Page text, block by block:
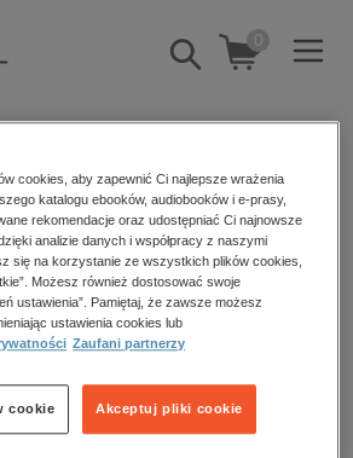
Pokaż/schowaj
wyszukiwarkę
0
aranżacja wnętrz
gospodarka
Bula
Filtrowanie
cookies, aby zapewnić Ci najlepsze wrażenia
katalogu ebooków, audiobooków i e-prasy,
rekomendacje oraz udostępniać Ci najnowsze
analizie danych i współpracy z naszymi
się na korzystanie ze wszystkich plików cookies,
Możesz również dostosować swoje
ustawienia”. Pamiętaj, że zawsze możesz
ustawienia cookies lub
Zaufani partnerzy
Akceptuj pliki cookie
cookie